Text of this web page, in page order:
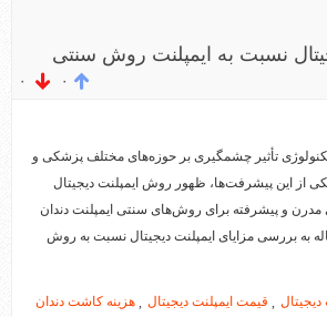
نسبت به ایمپلنت روش سنتی
۰ ۰
تأثیر چشمگیری بر حوزه‌های مختلف پزشکی و
از این پیشرفت‌ها، ظهور روش ایمپلنت دیجیتال
مدرن و پیشرفته برای روش‌های سنتی ایمپلنت دندان
به بررسی مزایای ایمپلنت دیجیتال نسبت به روش
دیجیتال قیمت ایمپلنت دیجیتال
هزینه کاشت دندان